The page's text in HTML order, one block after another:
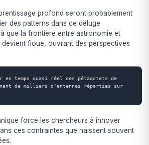
profond seront probablement
des patterns dans ce déluge
que la frontière entre astronomie et
floue, ouvrant des perspectives
temps quasi réel des pétaoctets de
de milliers d'antennes réparties sur
force les chercheurs à innover
ces contraintes que naissent souvent